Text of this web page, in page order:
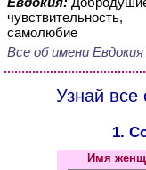
чувствительность,
самолюбие
Все об имени
Узнай все
1.
Имя